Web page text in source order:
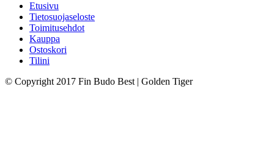
Etusivu
Tietosuojaseloste
Toimitusehdot
Kauppa
Ostoskori
Tilini
© Copyright 2017 Fin Budo Best | Golden Tiger